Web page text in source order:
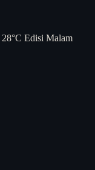
28°C Edisi Malam